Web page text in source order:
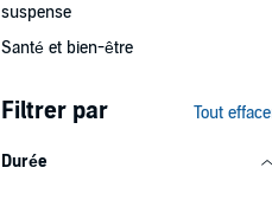
suspense
Santé et bien-être
Filtrer par Tout
Durée